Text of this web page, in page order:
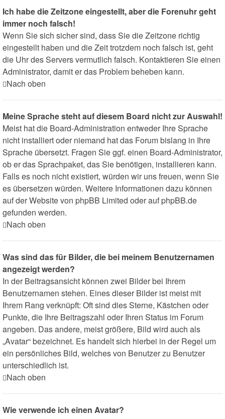
Ich habe die Zeitzone eingestellt, aber die Forenuhr geht
immer noch falsch!
Wenn Sie sich sicher sind, dass Sie die Zeitzone richtig
eingestellt haben und die Zeit trotzdem noch falsch ist, geht
die Uhr des Servers vermutlich falsch. Kontaktieren Sie einen
Administrator, damit er das Problem beheben kann.
Nach oben
Meine Sprache steht auf diesem Board nicht zur Auswahl!
Meist hat die Board-Administration entweder Ihre Sprache
nicht installiert oder niemand hat das Forum bislang in Ihre
Sprache übersetzt. Fragen Sie ggf. einen Board-Administrator,
ob er das Sprachpaket, das Sie benötigen, installieren kann.
Falls es noch nicht existiert, würden wir uns freuen, wenn Sie
es übersetzen würden. Weitere Informationen dazu können
auf der Website von phpBB Limited oder auf phpBB.de
gefunden werden.
Nach oben
Was sind das für Bilder, die bei meinem Benutzernamen
angezeigt werden?
In der Beitragsansicht können zwei Bilder bei Ihrem
Benutzernamen stehen. Eines dieser Bilder ist meist mit
Ihrem Rang verknüpft: Oft sind dies Sterne, Kästchen oder
Punkte, die Ihre Beitragszahl oder Ihren Status im Forum
angeben. Das andere, meist größere, Bild wird auch als
„Avatar“ bezeichnet. Es handelt sich hierbei in der Regel um
ein persönliches Bild, welches von Benutzer zu Benutzer
unterschiedlich ist.
Nach oben
Wie verwende ich einen Avatar?